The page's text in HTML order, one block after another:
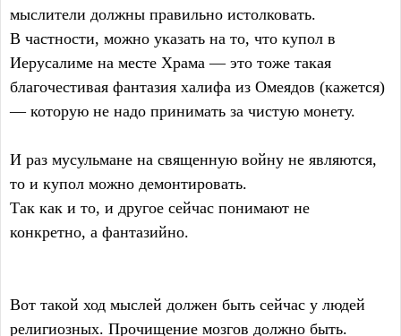
мыслители должны правильно истолковать.
В частности, можно указать на то, что купол в
Иерусалиме на месте Храма — это тоже такая
благочестивая фантазия халифа из Омеядов (кажется)
— которую не надо принимать за чистую монету.
И раз мусульмане на священную войну не являются,
то и купол можно демонтировать.
Так как и то, и другое сейчас понимают не
конкретно, а фантазийно.
Вот такой ход мыслей должен быть сейчас у людей
религиозных. Прочищение мозгов должно быть.